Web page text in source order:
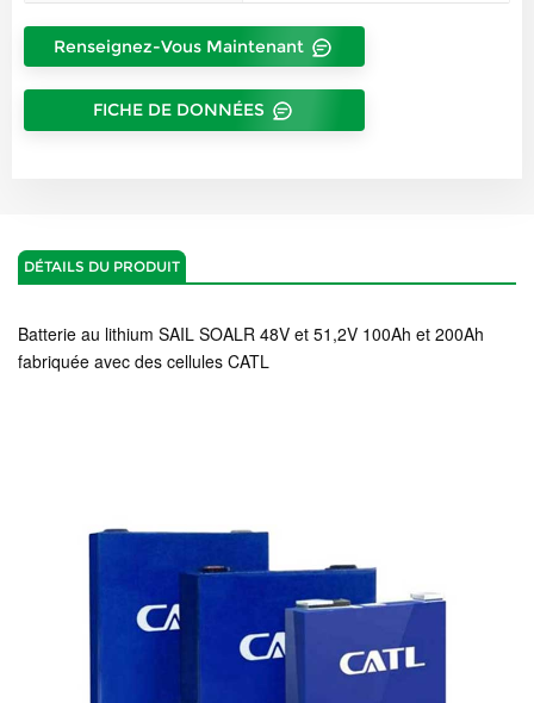
Renseignez-Vous Maintenant
FICHE DE DONNÉES
DÉTAILS DU PRODUIT
Batterie au lithium SAIL SOALR 48V et 51,2V 100Ah et 200Ah
fabriquée avec des cellules CATL